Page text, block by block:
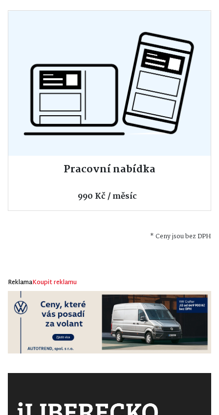
Pracovní nabídka
990 Kč / měsíc
* Ceny jsou bez DPH
ReklamaKoupit reklamu